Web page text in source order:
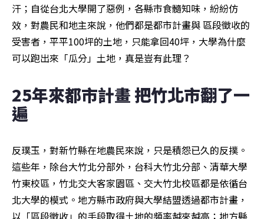
汗；自從台北大學開了惡例，各縣市食髓知味，紛紛仿
效，對農民和地主來說，他們都是都市計畫與 區段徵收的
受害者，平平100坪的土地，只能拿回40坪，大學為什麼
可以跑出來「瓜分」土地，真是豈有此理？
25年來都市計畫 把竹北市翻了一
遍
反璞玉，對新竹縣在地農民來說，只是積怨已久的反撲。
這些年，除台大竹北分部外，台科大竹北分部、清華大學
竹東校區，竹北交大客家園區、交大竹北校區都是依循台
北大學的模式。地方縣市政府與大學結盟透過都市計畫，